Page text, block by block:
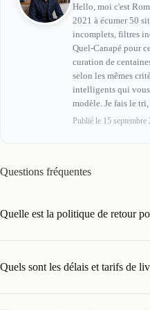
Hello, moi c'est
2021 à écumer 50
incomplets, filtres
Quel-Canapé pour
curation de
selon les mêmes
intelligents qui
modèle. Je fais le
Publié le 15 septembre
Questions fréquentes
Quelle est la politique de retour
Quels sont les délais et tarifs de